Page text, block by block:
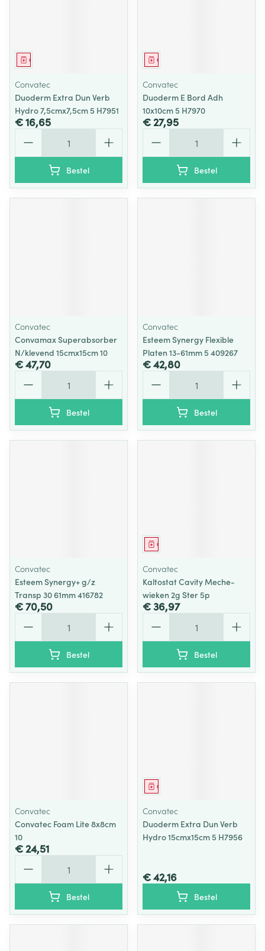
Geneesmiddel
Convatec
Duoderm Extra Dun Verb
Hydro 7,5cmx7,5cm 5 H7951
€ 16,65
Bestel
Geneesmiddel
Convatec
Duoderm E Bord Adh
10x10cm 5 H7970
€ 27,95
Bestel
Convatec
Convamax Superabsorber
N/klevend 15cmx15cm 10
€ 47,70
Bestel
Convatec
Esteem Synergy Flexible
Platen 13-61mm 5 409267
€ 42,80
Bestel
Convatec
Esteem Synergy+ g/z
Transp 30 61mm 416782
€ 70,50
Bestel
Geneesmiddel
Convatec
Kaltostat Cavity Meche-
wieken 2g Ster 5p
€ 36,97
Bestel
Convatec
Convatec Foam Lite 8x8cm
10
€ 24,51
Bestel
Geneesmiddel
Convatec
Duoderm Extra Dun Verb
Hydro 15cmx15cm 5 H7956
€ 42,16
Bestel